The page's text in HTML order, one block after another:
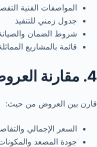
المواصفات الفنية
جدول زمني للتنفيذ
شروط الضمان
قائمة بالمشاريع
4. مقارنة العروض بعناية
قارن بين العروض من حيث:
السعر الإجمالي
جودة المصعد